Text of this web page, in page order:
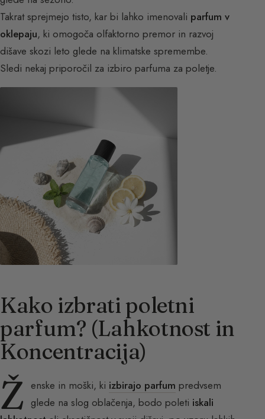
Takrat sprejmejo tisto, kar bi lahko imenovali parfum v
oklepaju, ki omogoča olfaktorno premor in razvoj
dišave skozi leto glede na klimatske spremembe.
Sledi nekaj priporočil za izbiro parfuma za poletje.
Kako izbrati poletni
parfum? (Lahkotnost in
Koncentracija)
Ž enske in moški, ki izbirajo parfum predvsem
glede na slog oblačenja, bodo poleti iskali